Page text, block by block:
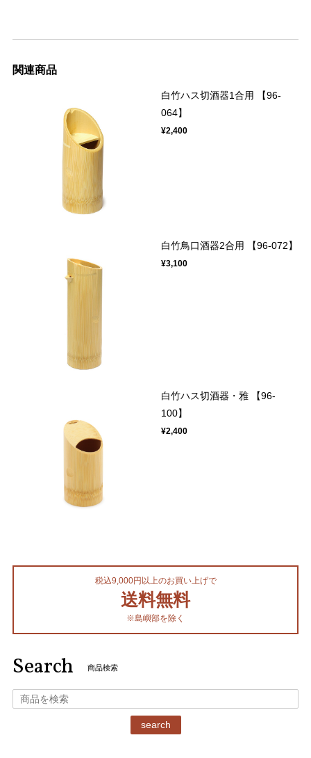
関連商品
白竹ハス切酒器1合用 【96-
064】
¥2,400
白竹鳥口酒器2合用 【96-072】
¥3,100
白竹ハス切酒器・雅 【96-
100】
¥2,400
税込9,000円以上のお買い上げで
送料無料
※島嶼部を除く
Search 商品検索
search